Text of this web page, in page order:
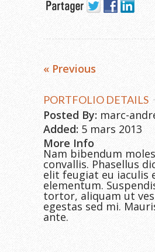
« Previous
PORTFOLIO DETAILS
Posted By: marc-
Added: 5 mars 2013
More Info
Nam bibendum
convallis. Phasellus
elit feugiat eu iaculis
elementum.
tortor, aliquam ut
egestas sed mi.
ante.